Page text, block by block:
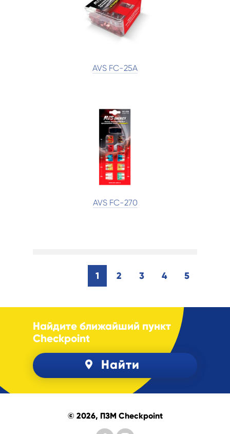
AVS FC-25A
AVS FC-270
1 2 3 4 5
Найдите ближайший пункт
Checkpoint
Найти
© 2026, ПЗМ Checkpoint